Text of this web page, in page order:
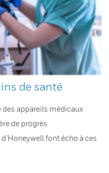
de santé
des appareils médicaux
de progrès
font écho à ces